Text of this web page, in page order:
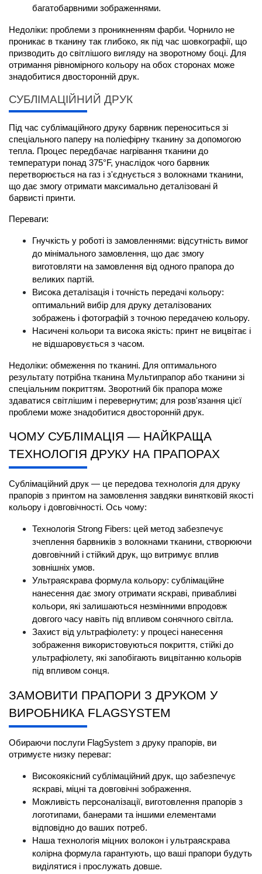
багатобарвними зображеннями.
Недоліки: проблеми з проникненням фарби. Чорнило не
проникає в тканину так глибоко, як під час шовкографії, що
призводить до світлішого вигляду на зворотному боці. Для
отримання рівномірного кольору на обох сторонах може
знадобитися двосторонній друк.
СУБЛІМАЦІЙНИЙ ДРУК
Під час сублімаційного друку барвник переноситься зі
спеціального паперу на поліефірну тканину за допомогою
тепла. Процес передбачає нагрівання тканини до
температури понад 375°F, унаслідок чого барвник
перетворюється на газ і з'єднується з волокнами тканини,
що дає змогу отримати максимально деталізовані й
барвисті принти.
Переваги:
Гнучкість у роботі із замовленнями: відсутність вимог
до мінімального замовлення, що дає змогу
виготовляти на замовлення від одного прапора до
великих партій.
Висока деталізація і точність передачі кольору:
оптимальний вибір для друку деталізованих
зображень і фотографій з точною передачею кольору.
Насичені кольори та висока якість: принт не вицвітає і
не відшаровується з часом.
Недоліки: обмеження по тканині. Для оптимального
результату потрібна тканина Мультипрапор або тканини зі
спеціальним покриттям. Зворотний бік прапора може
здаватися світлішим і перевернутим; для розв'язання цієї
проблеми може знадобитися двосторонній друк.
ЧОМУ СУБЛІМАЦІЯ — НАЙКРАЩА
ТЕХНОЛОГІЯ ДРУКУ НА ПРАПОРАХ
Сублімаційний друк — це передова технологія для друку
прапорів з принтом на замовлення завдяки винятковій якості
кольору і довговічності. Ось чому:
Технологія Strong Fibers: цей метод забезпечує
зчеплення барвників з волокнами тканини, створюючи
довговічний і стійкий друк, що витримує вплив
зовнішніх умов.
Ультраяскрава формула кольору: сублімаційне
нанесення дає змогу отримати яскраві, привабливі
кольори, які залишаються незмінними впродовж
довгого часу навіть під впливом сонячного світла.
Захист від ультрафіолету: у процесі нанесення
зображення використовуються покриття, стійкі до
ультрафіолету, які запобігають вицвітанню кольорів
під впливом сонця.
ЗАМОВИТИ ПРАПОРИ З ДРУКОМ У
ВИРОБНИКА FLAGSYSTEM
Обираючи послуги FlagSystem з друку прапорів, ви
отримуєте низку переваг:
Високоякісний сублімаційний друк, що забезпечує
яскраві, міцні та довговічні зображення.
Можливість персоналізації, виготовлення прапорів з
логотипами, банерами та іншими елементами
відповідно до ваших потреб.
Наша технологія міцних волокон і ультраяскрава
колірна формула гарантують, що ваші прапори будуть
виділятися і прослужать довше.